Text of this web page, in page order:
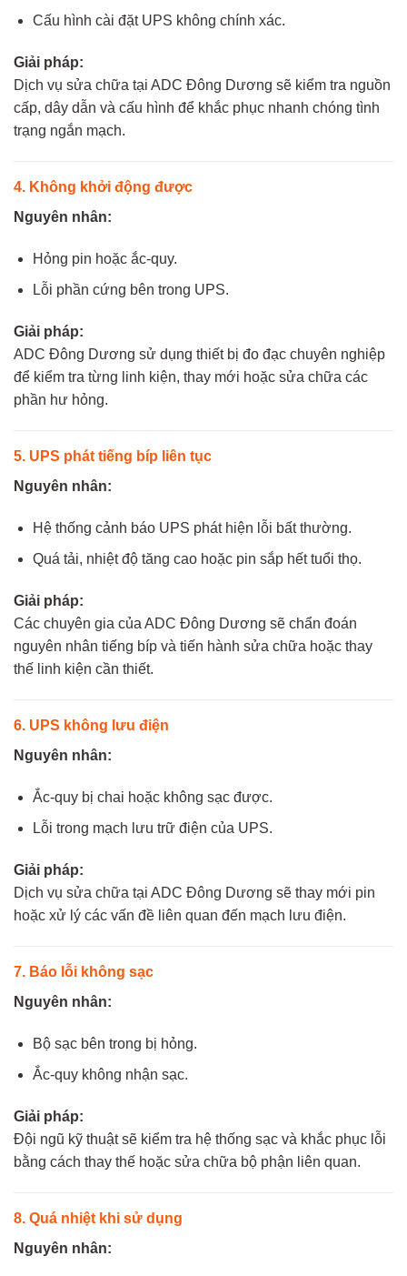
Cấu hình cài đặt UPS không chính xác.
Giải pháp:
Dịch vụ sửa chữa tại ADC Đông Dương sẽ kiểm tra nguồn
cấp, dây dẫn và cấu hình để khắc phục nhanh chóng tình
trạng ngắn mạch.
4. Không khởi động được
Nguyên nhân:
Hỏng pin hoặc ắc-quy.
Lỗi phần cứng bên trong UPS.
Giải pháp:
ADC Đông Dương sử dụng thiết bị đo đạc chuyên nghiệp
để kiểm tra từng linh kiện, thay mới hoặc sửa chữa các
phần hư hỏng.
5. UPS phát tiếng bíp liên tục
Nguyên nhân:
Hệ thống cảnh báo UPS phát hiện lỗi bất thường.
Quá tải, nhiệt độ tăng cao hoặc pin sắp hết tuổi thọ.
Giải pháp:
Các chuyên gia của ADC Đông Dương sẽ chẩn đoán
nguyên nhân tiếng bíp và tiến hành sửa chữa hoặc thay
thế linh kiện cần thiết.
6. UPS không lưu điện
Nguyên nhân:
Ắc-quy bị chai hoặc không sạc được.
Lỗi trong mạch lưu trữ điện của UPS.
Giải pháp:
Dịch vụ sửa chữa tại ADC Đông Dương sẽ thay mới pin
hoặc xử lý các vấn đề liên quan đến mạch lưu điện.
7. Báo lỗi không sạc
Nguyên nhân:
Bộ sạc bên trong bị hỏng.
Ắc-quy không nhận sạc.
Giải pháp:
Đội ngũ kỹ thuật sẽ kiểm tra hệ thống sạc và khắc phục lỗi
bằng cách thay thế hoặc sửa chữa bộ phận liên quan.
8. Quá nhiệt khi sử dụng
Nguyên nhân: